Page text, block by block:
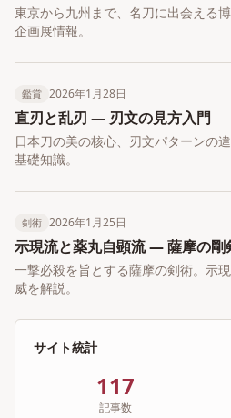
東京から九州まで、名刀に出会える
企画展情報。
鑑賞 2026年1月28日
直刃と乱刃 ― 刃文の見方入門
日本刀の美の核心、刃文パターンの
基礎知識。
剣術 2026年1月25日
示現流と薬丸自顕流 ― 薩摩の剛
一撃必殺を旨とする薩摩の剣術。示
威を解説。
サイト統計
117
記事数